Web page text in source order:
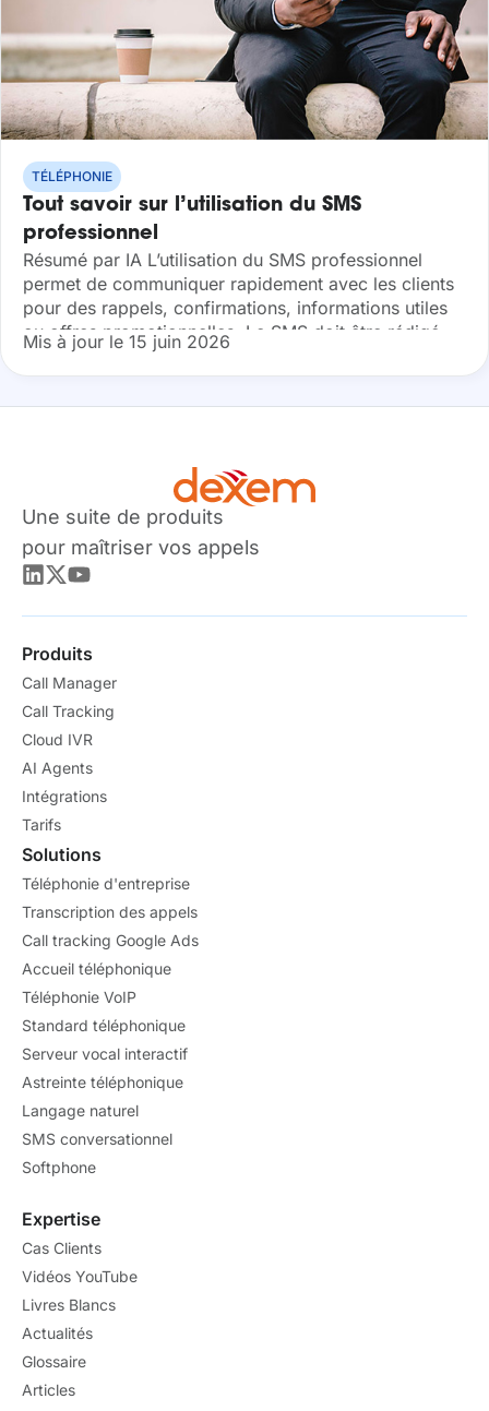
TÉLÉPHONIE
Tout savoir sur l’utilisation du SMS
professionnel
Résumé par IA L’utilisation du SMS professionnel
permet de communiquer rapidement avec les clients
pour des rappels, confirmations, informations utiles
ou offres promotionnelles. Le SMS doit être rédigé
clairement, respecter les règles de consentement et
de...
Mis à jour le 15 juin 2026
Une suite de produits
pour maîtriser vos appels
Produits
Call Manager
Call Tracking
Cloud IVR
AI Agents
Intégrations
Tarifs
Solutions
Téléphonie d'entreprise
Transcription des appels
Call tracking Google Ads
Accueil téléphonique
Téléphonie VoIP
Standard téléphonique
Serveur vocal interactif
Astreinte téléphonique
Langage naturel
SMS conversationnel
Softphone
Expertise
Cas Clients
Vidéos YouTube
Livres Blancs
Actualités
Glossaire
Articles